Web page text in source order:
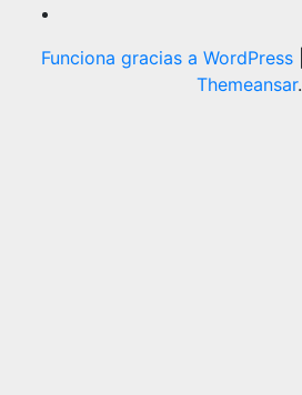
Funciona gracias a WordPress
Themeansar.